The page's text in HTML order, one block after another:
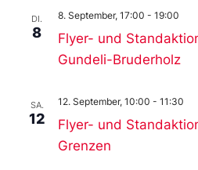
DI.
8
Flyer- und
Gundeli-Bruderholz
8. September, 17:00 - 19:00
SA.
12
Flyer- und
Grenzen
12. September, 10:00 - 11:30